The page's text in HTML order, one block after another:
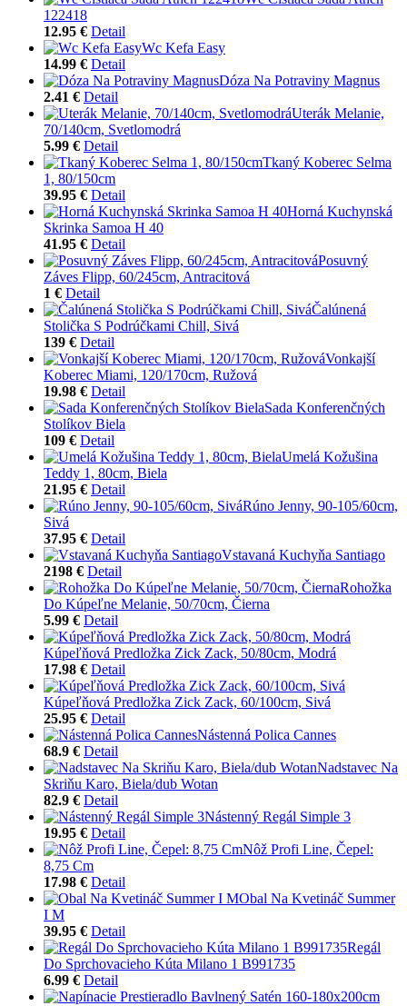
122418
12.95 € Detail
Wc Kefa Easy
14.99 € Detail
Dóza Na Potraviny Magnus
2.41 € Detail
Uterák Melanie,
70/140cm, Svetlomodrá
5.99 € Detail
Tkaný Koberec Selma
1, 80/150cm
39.95 € Detail
Horná Kuchynská
Skrinka Samoa H 40
41.95 € Detail
Posuvný
Záves Flipp, 60/245cm, Antracitová
1 € Detail
Čalúnená
Stolička S Podrúčkami Chill, Sivá
139 € Detail
Vonkajší
Koberec Miami, 120/170cm, Ružová
19.98 € Detail
Sada Konferenčných
Stolíkov Biela
109 € Detail
Umelá Kožušina
Teddy 1, 80cm, Biela
21.95 € Detail
Rúno Jenny, 90-105/60cm,
Sivá
37.95 € Detail
Vstavaná Kuchyňa Santiago
2198 € Detail
Rohožka
Do Kúpeľne Melanie, 50/70cm, Čierna
5.99 € Detail
Kúpeľňová Predložka Zick Zack, 50/80cm, Modrá
17.98 € Detail
Kúpeľňová Predložka Zick Zack, 60/100cm, Sivá
25.95 € Detail
Nástenná Polica Cannes
68.9 € Detail
Nadstavec Na
Skriňu Karo, Biela/dub Wotan
82.9 € Detail
Nástenný Regál Simple 3
19.95 € Detail
Nôž Profi Line, Čepel:
8,75 Cm
17.98 € Detail
Obal Na Kvetináč Summer
I M
39.95 € Detail
Regál
Do Sprchovacieho Kúta Milano 1 B991735
6.99 € Detail